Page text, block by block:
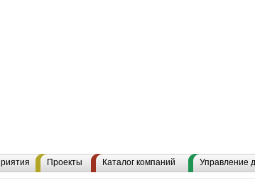
Проекты Каталог компаний Управление